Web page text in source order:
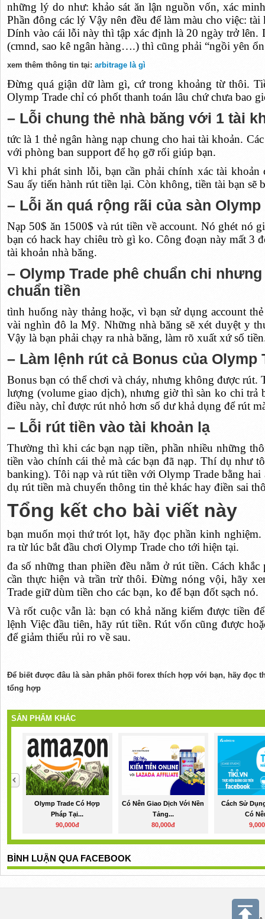
những lý do như: khảo sát ăn lận nguồn vốn, xác
Phần đông các lý Vậy nên đều để làm màu cho việc:
Dính vào cái lỗi này thì tập xác định là 20 ngày trở lên.
(cmnd, sao kê ngân hàng….) thì cũng phải “ngồi yên
xem thêm thông tin tại: arbitrage là gì
Đừng quá giận dữ làm gì, cứ trong khoảng từ thôi.
Olymp Trade chỉ có phốt thanh toán lâu chứ chưa bao
– Lỗi chung thẻ nhà băng với 1 tài
tức là 1 thẻ ngân hàng nạp chung cho hai tài khoản.
với phòng ban support để họ gỡ rối giúp bạn.
Vì khi phát sinh lỗi, bạn cần phải chính xác tài
Sau ấy tiến hành rút tiền lại. Còn không, tiền tài bạn sẽ
– Lỗi ăn quá rộng rãi của sàn Olymp
Nạp 50$ ăn 1500$ và rút tiền về account. Nó ghét nó
bạn có hack hay chiêu trò gì ko. Công đoạn này mất 3
tài khoản nhà băng.
– Olymp Trade phê chuẩn chi
chuẩn tiền
tình huống này thảng hoặc, vì bạn sử dụng account
vài nghìn đô la Mỹ. Những nhà băng sẽ xét duyệt y
Vậy là bạn phải chạy ra nhà băng, làm rõ xuất xứ số
– Làm lệnh rút cả Bonus của Olymp
Bonus bạn có thể chơi và cháy, nhưng không được
lượng (volume giao dịch), nhưng giờ thì sàn ko chi trả
điều này, chỉ được rút nhỏ hơn số dư khả dụng để rút
– Lỗi rút tiền vào tài khoản lạ
Thường thì khi các bạn nạp tiền, phần nhiều những
tiền vào chính cái thẻ mà các bạn đã nạp. Thí dụ như
banking). Tôi nạp và rút tiền với Olymp Trade bằng
dụ rút tiền mà chuyển thông tin thẻ khác hay điền sai
Tổng kết cho bài viết này
bạn muốn mọi thứ trót lọt, hãy đọc phần kinh
ra từ lúc bắt đầu chơi Olymp Trade cho tới hiện tại.
đa số những than phiền đều nằm ở rút tiền. Cách
cần thực hiện và trần trừ thôi. Đừng nóng vội, hãy
Trade giữ dùm tiền cho các bạn, ko để bạn đốt sạch nó.
Và rốt cuộc vẫn là: bạn có khả năng kiếm được tiền
lệnh Việc đầu tiên, hãy rút tiền. Rút vốn cũng được
để giảm thiểu rủi ro về sau.
Để biết được đâu là sàn phân phối forex thích hợp với bạn, hãy đọc
tổng hợp
SẢN PHẨM KHÁC
Olymp Trade Có Hợp
Pháp Tại...
90,000đ
Có Nên Giao Dịch Với Nền
Tảng...
80,000đ
Cách Sử
Có
BÌNH LUẬN QUA FACEBOOK